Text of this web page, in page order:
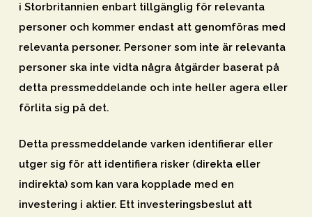
i Storbritannien enbart tillgänglig för relevanta
personer och kommer endast att genomföras med
relevanta personer. Personer som inte är relevanta
personer ska inte vidta några åtgärder baserat på
detta pressmeddelande och inte heller agera eller
förlita sig på det.
Detta pressmeddelande varken identifierar eller
utger sig för att identifiera risker (direkta eller
indirekta) som kan vara kopplade med en
investering i aktier. Ett investeringsbeslut att